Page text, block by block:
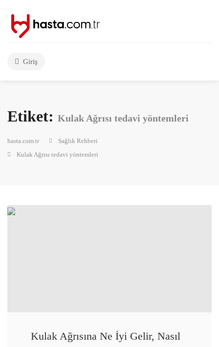
Giriş
Etiket: Kulak Ağrısı tedavi yöntemleri
hasta.com.tr
Sağlık Rehberi
Kulak Ağrısı tedavi yöntemleri
Kulak Ağrısına Ne İyi Gelir, Nasıl